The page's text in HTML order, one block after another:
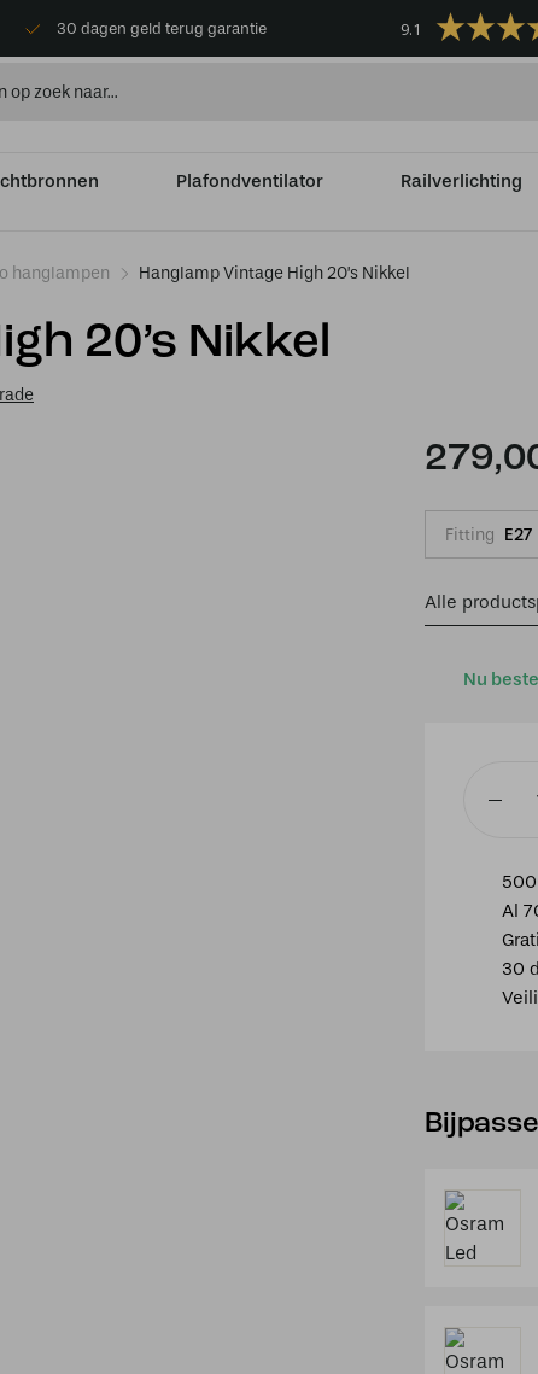
30 dagen geld terug garantie 9.1
Plafondventilator Railverlichting
hanglampen Hanglamp Vintage High 20’s Nikkel
20’s Nikkel
Nu
Fitting E27
Alle
Al
30